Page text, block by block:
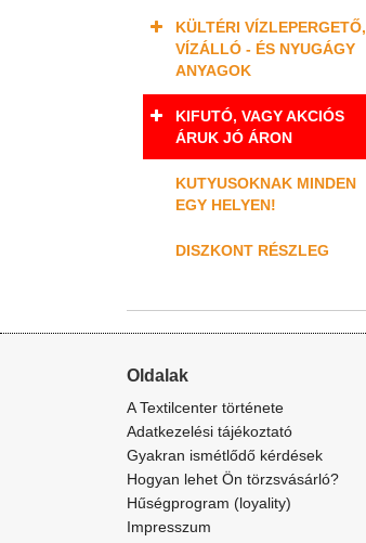
KÜLTÉRI VÍZLEPERGETŐ,
VÍZÁLLÓ - ÉS NYUGÁGY
ANYAGOK
KIFUTÓ, VAGY AKCIÓS
ÁRUK JÓ ÁRON
KUTYUSOKNAK MINDEN
EGY HELYEN!
DISZKONT RÉSZLEG
Oldalak
A Textilcenter története
Adatkezelési tájékoztató
Gyakran ismétlődő kérdések
Hogyan lehet Ön törzsvásárló?
Hűségprogram (loyality)
Impresszum